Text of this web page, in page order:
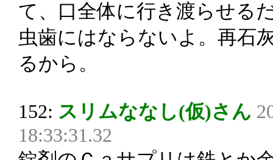
て、口全体に行き渡らせる
虫歯にはならないよ。再石
るから。
152: スリムななし(仮)さん
18:33:31.32